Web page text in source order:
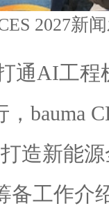
通AI工
bauma
打造新能
备工作介